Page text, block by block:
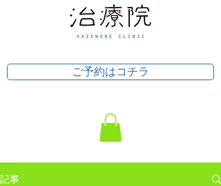
ご予約はコチラ
記事